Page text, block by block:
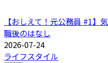
【おしえて！元公務員 #1】
職後のはなし
2026-07-24
ライフスタイル